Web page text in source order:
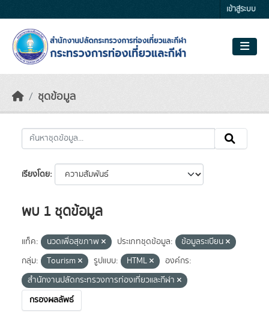
เข้าสู่ระบบ
ชุดข้อมูล
เรียงโดย
พบ 1 ชุดข้อมูล
แท็ค: นวดเพื่อสุขภาพ ประเภทชุดข้อมูล:
ข้อมูลระเบียน
กลุ่ม:
Tourism รูปแบบ: HTML
องค์กร:
สำนักงานปลัดกระทรวงการท่องเที่ยวและกีฬา
กรองผลลัพธ์